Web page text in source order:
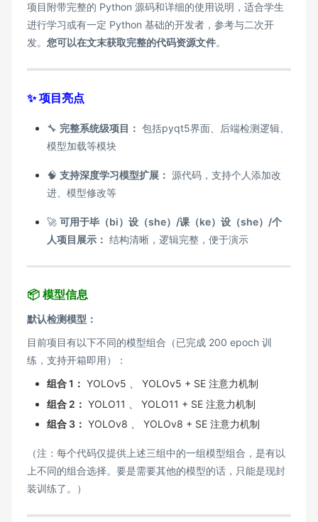
项目附带完整的 Python 源码和详细的使用说明，适合学生
进行学习或有一定 Python 基础的开发者，参考与二次开
发。 您可以在文末获取完整的代码资源文件。
✨ 项目亮点
🔧 完整系统级项目： 包括pyqt5界面、后端检测逻辑、
模型加载等模块
🧠 支持深度学习模型扩展： 源代码，支持个人添加改
进、模型修改等
🚀 可用于毕（bi）设（she）/课（ke）设（she）/个
人项目展示： 结构清晰，逻辑完整，便于演示
📦 模型信息
默认检测模型：
目前项目有以下不同的模型组合（已完成 200 epoch 训
练，支持开箱即用）：
组合 1： YOLOv5 、 YOLOv5 + SE 注意力机制
组合 2： YOLO11 、 YOLO11 + SE 注意力机制
组合 3： YOLOv8 、 YOLOv8 + SE 注意力机制
（注：每个代码仅提供上述三组中的一组模型组合，是有以
上不同的组合选择。要是需要其他的模型的话，只能是现封
装训练了。）